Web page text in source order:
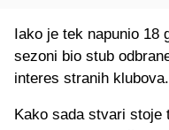
Iako je tek napunio 18
sezoni bio stub
interes stranih klubova.
Kako sada stvari stoje